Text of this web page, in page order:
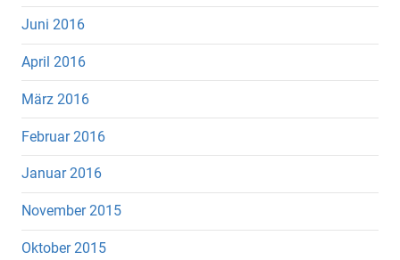
Juni 2016
April 2016
März 2016
Februar 2016
Januar 2016
November 2015
Oktober 2015